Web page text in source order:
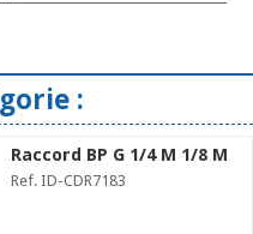
:
Raccord BP G 1/4 M 1/8 M
Ref. ID-CDR7183